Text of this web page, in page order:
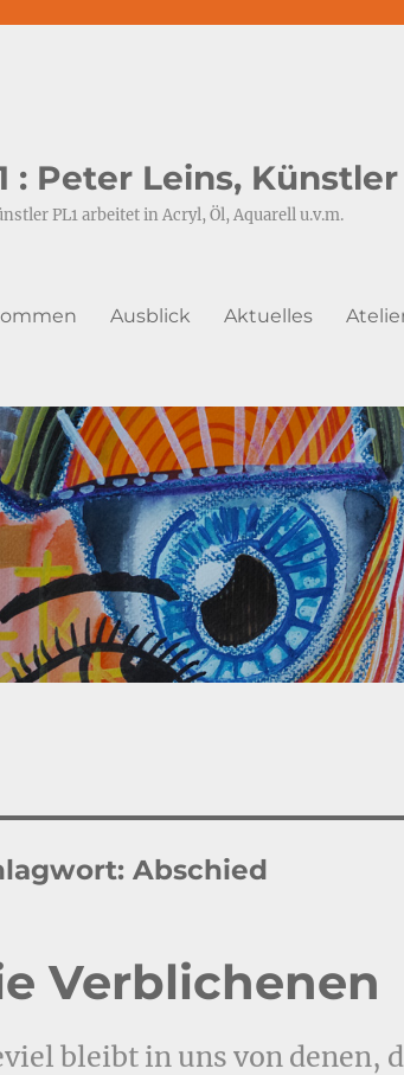
: Peter Leins,
PL1 arbeitet in Acryl, Öl, Aquarell u.v.m.
Ausblick Aktuelles
Abschied
Verblichenen
bleibt in uns von denen,